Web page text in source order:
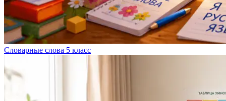
Словарные слова 5 класс